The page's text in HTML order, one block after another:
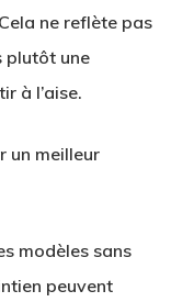
ne reflète pas
plutôt une
à l’aise.
un meilleur
modèles sans
peuvent